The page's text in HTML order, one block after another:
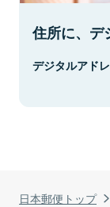
日本郵便トップ
住所に、デ
デジタルアド